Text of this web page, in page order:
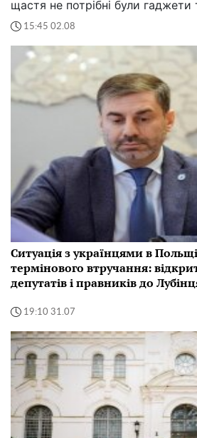
щастя не потрібні були гаджети
15:45 02.08
Ситуація з українцями в
термінового втручання:
депутатів і правників до
19:10 31.07